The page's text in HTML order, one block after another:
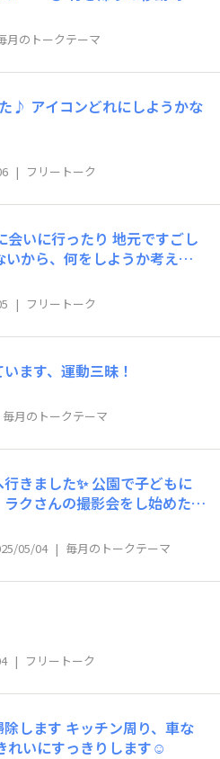
東洋医学はなぜ効くのか』を
ラーメンやらスイーツやら
たので、せめて健康に関する
笑 明日からまた腸活・健康
月のトークテーマ
♪ アイコンどれにしようかな
| フリートーク
会いに行ったり 地元ですごし
から、何をしようか考え中
| フリートーク
ます、運動三昧！
毎月のトークテーマ
きました✨ 公園で子どもに
クさんの撮影会をし始めた娘
05/04 | 毎月のトークテーマ
| フリートーク
します キッチン周り、車な
れいにすっきりします☺️